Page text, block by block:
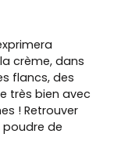
crème, dans
flancs, des
très bien avec
! Retrouver
de